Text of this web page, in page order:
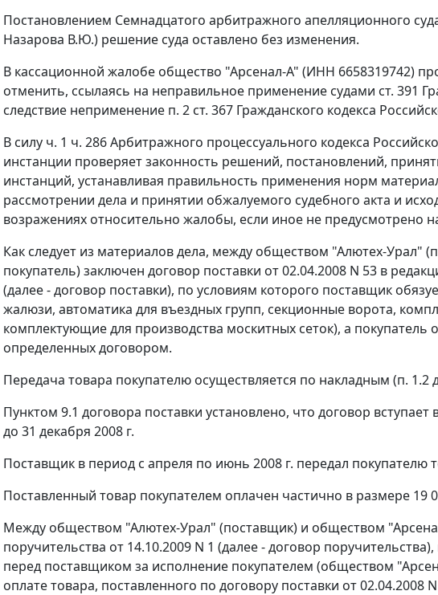
Постановлением Семнадцатого арбитражного апелляционного
Назарова В.Ю.) решение суда оставлено без изменения.
В кассационной жалобе общество "Арсенал-А" (ИНН 6658319742)
отменить, ссылаясь на неправильное применение судами ст. 391
следствие неприменение п. 2 ст. 367 Гражданского кодекса
В силу ч. 1 ч. 286Арбитражного процессуального кодекса
инстанции проверяет законность решений, постановлений,
инстанций, устанавливая правильность применения норм
рассмотрении дела и принятии обжалуемого судебного акта и
возражениях относительно жалобы, если иное не предусмотрено
Как следует из материалов дела, между обществом "Алютех-Урал"
покупатель) заключен договор поставки от 02.04.2008 N 53 в
(далее - договор поставки), по условиям которого поставщик
жалюзи, автоматика для въездных групп, секционные ворота,
комплектующие для производства москитных сеток), а покупатель
определенных договором.
Передача товара покупателю осуществляется по накладным (п. 1.2
Пунктом 9.1 договора поставки установлено, что договор
до 31 декабря 2008 г.
Поставщик в период с апреля по июнь 2008 г. передал покупателю
Поставленный товар покупателем оплачен частично в размере 19
Между обществом "Алютех-Урал" (поставщик) и обществом
поручительства от 14.10.2009 N 1 (далее - договор
перед поставщиком за исполнение покупателем (обществом
оплате товара, поставленного по договору поставки от